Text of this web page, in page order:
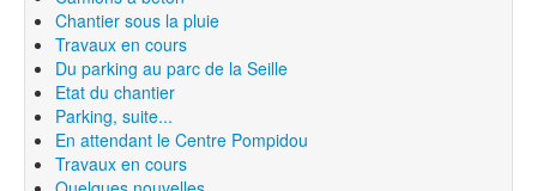
Chantier sous la pluie
Travaux en cours
Du parking au parc de la Seille
Etat du chantier
Parking, suite...
En attendant le Centre Pompidou
Travaux en cours